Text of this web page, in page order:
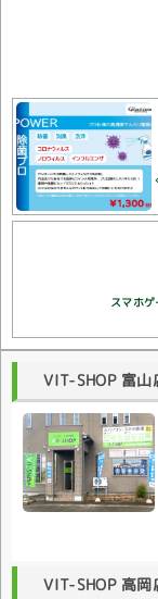
スマホ
VIT-SHOP 富山
VIT-SHOP 高岡